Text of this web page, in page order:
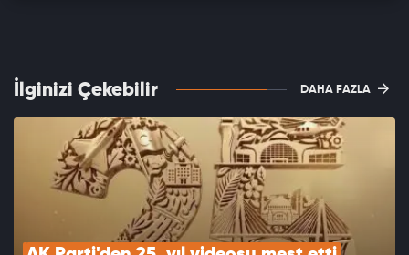
İlginizi Çekebilir DAHA FAZLA